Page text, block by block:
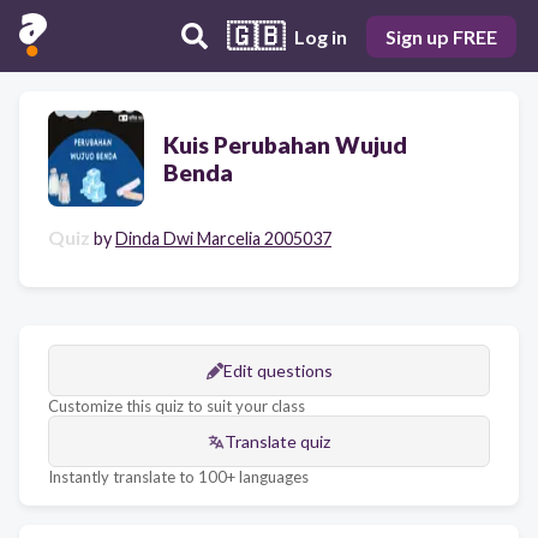
🇬🇧 Log in Sign up FREE
Kuis Perubahan Wujud
Benda
Quiz byDinda Dwi Marcelia 2005037
Edit questions
Customize this quiz to suit your class
Translate quiz
Instantly translate to 100+ languages